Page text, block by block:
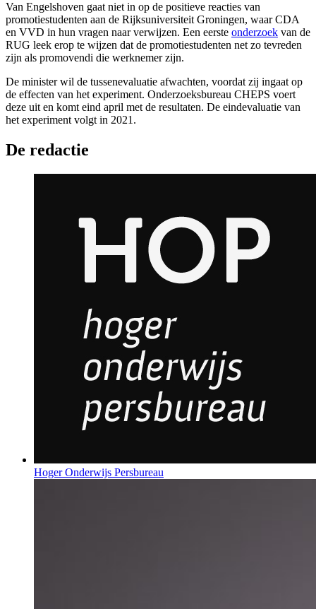
Van Engelshoven gaat niet in op de positieve reacties van
promotiestudenten aan de Rijksuniversiteit Groningen, waar CDA
en VVD in hun vragen naar verwijzen. Een eerste onderzoek van de
RUG leek erop te wijzen dat de promotiestudenten net zo tevreden
zijn als promovendi die werknemer zijn.
De minister wil de tussenevaluatie afwachten, voordat zij ingaat op
de effecten van het experiment. Onderzoeksbureau CHEPS voert
deze uit en komt eind april met de resultaten. De eindevaluatie van
het experiment volgt in 2021.
De redactie
Hoger Onderwijs Persbureau